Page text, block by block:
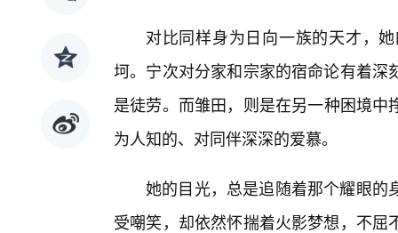
对比同样身为日向一族的天才，
坷。宁次对分家和宗家的宿命论有着
是徒劳。而雏田，则是在另一种困境
为人知的、对同伴深深的爱慕。
她的目光，总是追随着那个耀眼
受嘲笑，却依然怀揣着火影梦想，不